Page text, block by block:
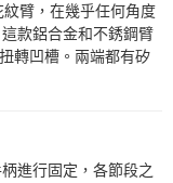
臂，在幾乎任何角度
款鋁合金和不銹鋼臂
轉凹槽。兩端都有矽
進行固定，各節段之